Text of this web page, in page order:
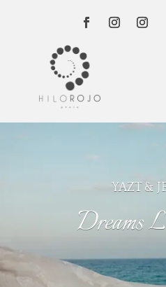
YAZT &
Dreams